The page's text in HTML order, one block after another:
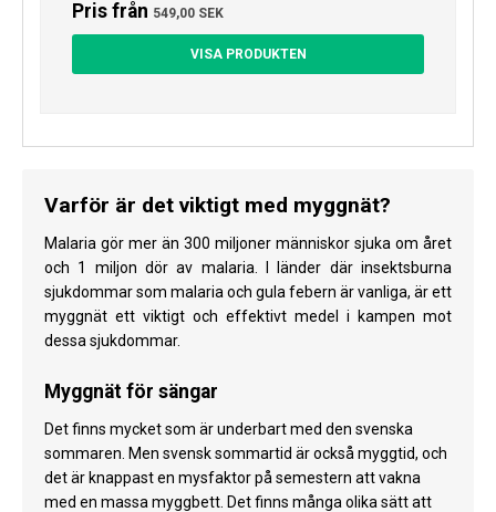
Pris från 549,00 SEK
VISA PRODUKTEN
Varför är det viktigt med myggnät?
Malaria gör mer än 300 miljoner människor sjuka om året
och 1 miljon dör av malaria. I länder där insektsburna
sjukdommar som malaria och gula febern är vanliga, är ett
myggnät ett viktigt och effektivt medel i kampen mot
dessa sjukdommar.
Myggnät för sängar
Det finns mycket som är underbart med den svenska
sommaren. Men svensk sommartid är också myggtid, och
det är knappast en mysfaktor på semestern att vakna
med en massa myggbett. Det finns många olika sätt att